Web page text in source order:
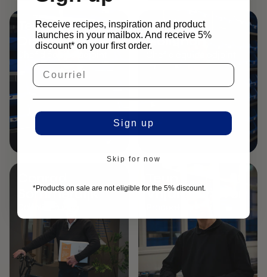
Chef d'équipe adjoint
Teun van den
Dobbelsteen
Emploi
Colignon
Sommerdijk
Vrijaldenhoven
Receive recipes, inspiration and product
launches in your mailbox. And receive 5%
discount* on your first order.
Sign up
Skip for now
*Products on sale are not eligible for the 5% discount.